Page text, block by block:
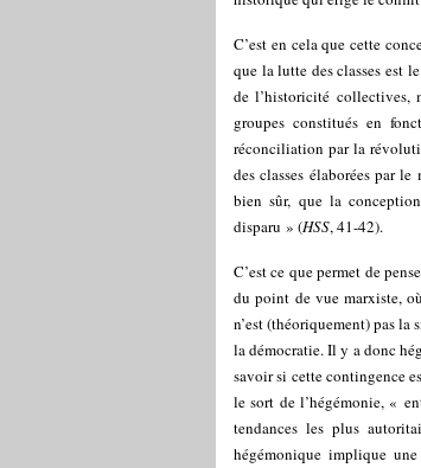
C’est en cela que cette
que la lutte des classes est
de l’historicité collectives,
groupes constitués en
réconciliation par la
des classes élaborées par
bien sûr, que la
disparu » (HSS, 41-42).
C’est ce que permet de
du point de vue marxiste,
n’est (théoriquement) pas la
la démocratie. Il y a donc
savoir si cette contingence
le sort de l’hégémonie, «
tendances les plus
hégémonique implique